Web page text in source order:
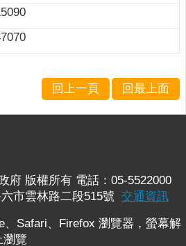
回上一頁 回最上面
府 版權所有 電話：05-5522000
市雲林路二段515號 交通資訊
、Safari、Firefox 瀏覽器，螢幕解
瀏覽